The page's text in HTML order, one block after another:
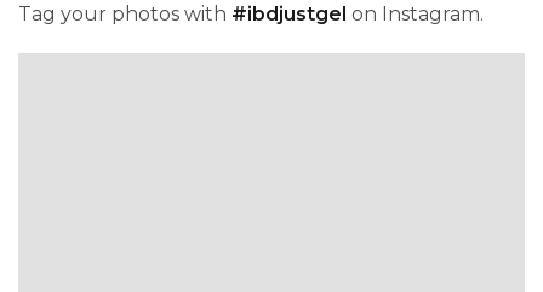
Tag your photos with #ibdjustgel on Instagram.